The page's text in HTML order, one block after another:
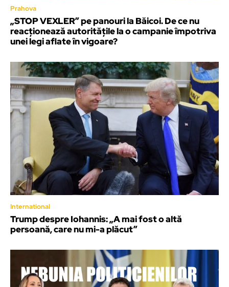
Prahova
„STOP VEXLER” pe panouri la Băicoi. De ce nu
reacționează autoritățile la o campanie împotriva
unei legi aflate în vigoare?
International
Trump despre Iohannis: „A mai fost o altă
persoană, care nu mi-a plăcut”